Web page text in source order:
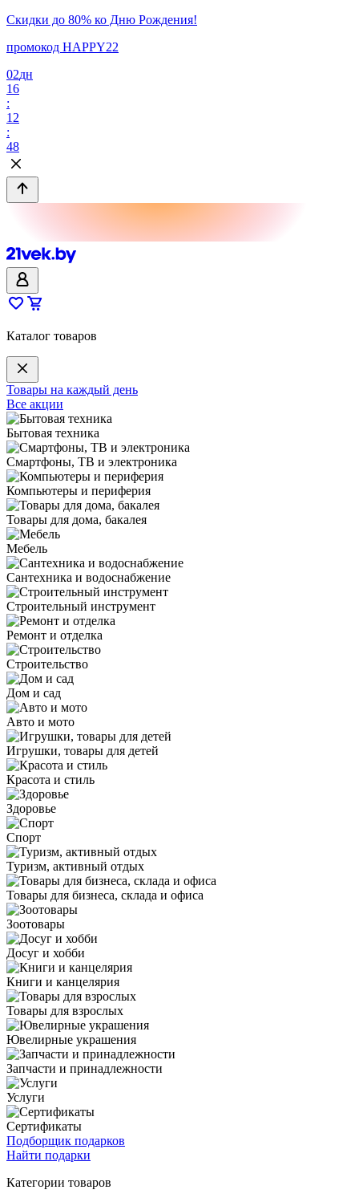
Скидки до 80% ко Дню Рождения!
промокод HAPPY22
02дн
16
:
12
:
48
Каталог товаров
Товары на каждый день
Все акции
Бытовая техника
Смартфоны, ТВ и электроника
Компьютеры и периферия
Товары для дома, бакалея
Мебель
Сантехника и водоснабжение
Строительный инструмент
Ремонт и отделка
Строительство
Дом и сад
Авто и мото
Игрушки, товары для детей
Красота и стиль
Здоровье
Спорт
Туризм, активный отдых
Товары для бизнеса, склада и офиса
Зоотовары
Досуг и хобби
Книги и канцелярия
Товары для взрослых
Ювелирные украшения
Запчасти и принадлежности
Услуги
Сертификаты
Подборщик подарков
Найти подарки
Категории товаров